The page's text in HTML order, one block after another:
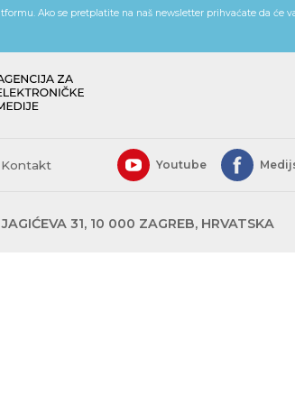
Ako se pretplatite na naš newsletter prihvaćate da će
Kontakt Youtube
31, 10 000 ZAGREB, HRVATSKA